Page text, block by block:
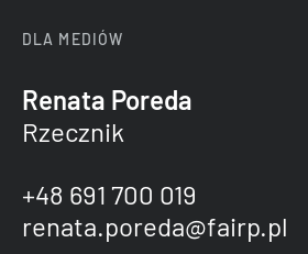
DLA MEDIÓW
Renata Poreda
Rzecznik
+48 691 700 019
renata.poreda@fairp.pl